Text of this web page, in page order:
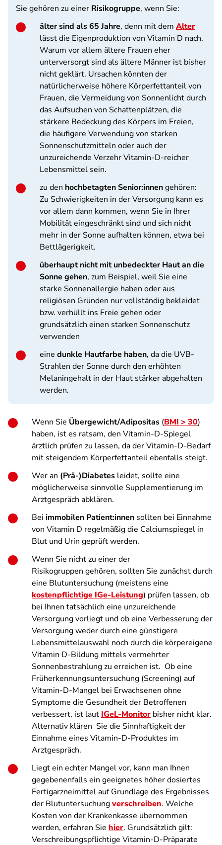
Sie gehören zu einer Risikogruppe, wenn Sie:
älter sind als 65 Jahre, denn mit dem Alter
lässt die Eigenproduktion von Vitamin D nach.
Warum vor allem ältere Frauen eher
unterversorgt sind als ältere Männer ist bisher
nicht geklärt. Ursachen könnten der
natürlicherweise höhere Körperfettanteil von
Frauen, die Vermeidung von Sonnenlicht durch
das Aufsuchen von Schattenplätzen, die
stärkere Bedeckung des Körpers im Freien,
die häufigere Verwendung von starken
Sonnenschutzmitteln oder auch der
unzureichende Verzehr Vitamin-D-reicher
Lebensmittel sein.
zu den hochbetagten Senior:innengehören:
Zu Schwierigkeiten in der Versorgung kann es
vor allem dann kommen, wenn Sie in Ihrer
Mobilität eingeschränkt sind und sich nicht
mehr in der Sonne aufhalten können, etwa bei
Bettlägerigkeit.
überhaupt nicht mit unbedeckter Haut an die
Sonne gehen, zum Beispiel, weil Sie eine
starke Sonnenallergie haben oder aus
religiösen Gründen nur vollständig bekleidet
bzw. verhüllt ins Freie gehen oder
grundsätzlich einen starken Sonnenschutz
verwenden
eine dunkle Hautfarbe haben, da die UVB-
Strahlen der Sonne durch den erhöhten
Melaningehalt in der Haut stärker abgehalten
werden.
Wenn Sie Übergewicht/Adipositas (BMI > 30)
haben, ist es ratsam, den Vitamin-D-Spiegel
ärztlich prüfen zu lassen, da der Vitamin-D-Bedarf
mit steigendem Körperfettanteil ebenfalls steigt.
Wer an (Prä-)Diabetes leidet, sollte eine
möglicherweise sinnvolle Supplementierung im
Arztgespräch abklären.
Bei immobilen Patient:innen sollten bei Einnahme
von Vitamin D regelmäßig die Calciumspiegel in
Blut und Urin geprüft werden.
Wenn Sie nicht zu einer der
Risikogruppen gehören, sollten Sie zunächst durch
eine Blutuntersuchung (meistens eine
kostenpflichtige IGe-Leistung) prüfen lassen, ob
bei Ihnen tatsächlich eine unzureichende
Versorgung vorliegt und ob eine Verbesserung der
Versorgung weder durch eine günstigere
Lebensmittelauswahl noch durch die körpereigene
Vitamin D-Bildung mittels vermehrter
Sonnenbestrahlung zu erreichen ist. Ob eine
Früherkennungsuntersuchung (Screening) auf
Vitamin-D-Mangel bei Erwachsenen ohne
Symptome die Gesundheit der Betroffenen
verbessert, ist laut IGeL-Monitor bisher nicht klar.
Alternativ klären Sie die Sinnhaftigkeit der
Einnahme eines Vitamin-D-Produktes im
Arztgespräch.
Liegt ein echter Mangel vor, kann man Ihnen
gegebenenfalls ein geeignetes höher dosiertes
Fertigarzneimittel auf Grundlage des Ergebnisses
der Blutuntersuchungverschreiben. Welche
Kosten von der Krankenkasse übernommen
werden, erfahren Sie hier. Grundsätzlich gilt:
Verschreibungspflichtige Vitamin-D-Präparate